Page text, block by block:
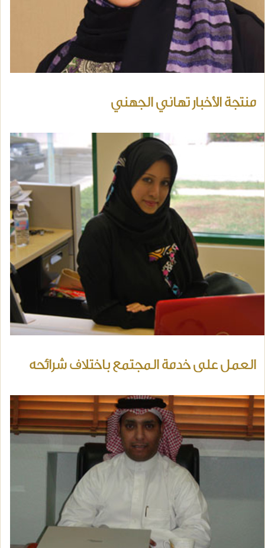
منتجة الأخبار تهاني الجهني
العمل على خدمة المجتمع باختلاف شرائحه